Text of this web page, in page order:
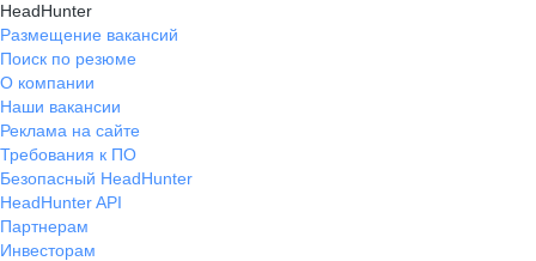
HeadHunter
Размещение вакансий
Поиск по резюме
О компании
Наши вакансии
Реклама на сайте
Требования к ПО
Безопасный HeadHunter
HeadHunter API
Партнерам
Инвесторам